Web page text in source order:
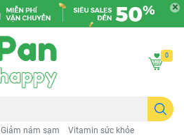
Giảm nám sạm Vitamin sức khỏe
0